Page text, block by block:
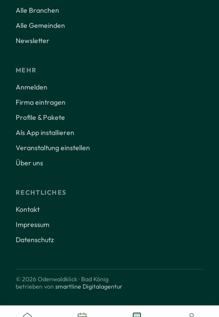
Alle Branchen
Alle Gemeinden
Newsletter
MEHR
Anmelden
Firma eintragen
Profile & Pakete
Als App installieren
Veranstaltung einstellen
Über uns
RECHTLICHES
Kontakt
Impressum
Datenschutz
© 2026 Odenwaldklick · Bad König
betrieben von smartline Digitalagentur